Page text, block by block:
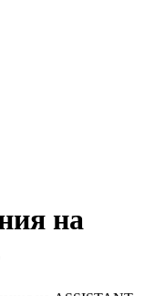
на